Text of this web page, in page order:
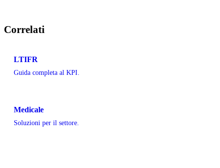
Correlati
LTIFR
Guida completa al KPI.
Medicale
Soluzioni per il settore.